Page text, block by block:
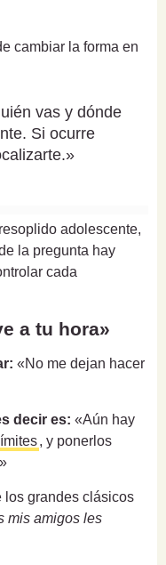
cambiar la forma en
vas y dónde
Si ocurre
adolescente,
la pregunta hay
cada
a tu hora»
«No me dejan hacer
decir es: «Aún hay
, y ponerlos
los grandes clásicos
mis amigos les